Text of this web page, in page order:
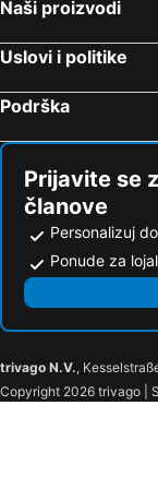
Naši proizvodi
Uslovi i politike
Podrška
Prijavite se
članove
Personalizuj
Ponude za
trivago N.V.,
Copyright 2026 trivago |